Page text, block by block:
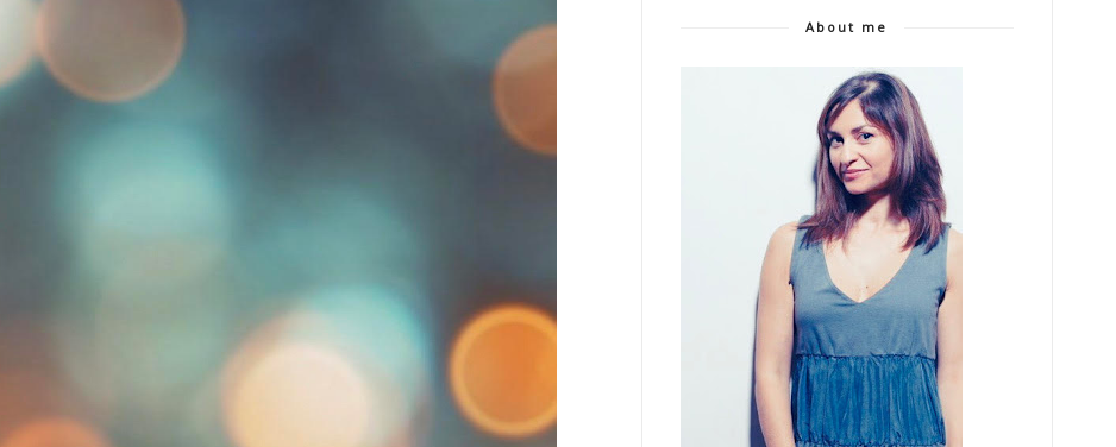
About me